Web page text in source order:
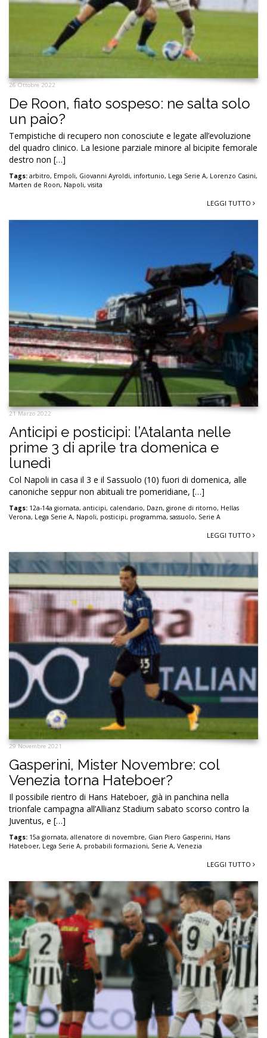
26 Ottobre 2022
De Roon, fiato sospeso: ne salta solo
un paio?
Tempistiche di recupero non conosciute e legate all’evoluzione
del quadro clinico. La lesione parziale minore al bicipite femorale
destro non […]
Tags: arbitro, Empoli, Giovanni Ayroldi, infortunio, Lega Serie A, Lorenzo Casini,
Marten de Roon, Napoli, visita
LEGGI TUTTO
21 Marzo 2022
Anticipi e posticipi: l’Atalanta nelle
prime 3 di aprile tra domenica e
lunedì
Col Napoli in casa il 3 e il Sassuolo (10) fuori di domenica, alle
canoniche seppur non abituali tre pomeridiane, […]
Tags: 12a-14a giornata, anticipi, calendario, Dazn, girone di ritorno, Hellas
Verona, Lega Serie A, Napoli, posticipi, programma, sassuolo, Serie A
LEGGI TUTTO
29 Novembre 2021
Gasperini, Mister Novembre: col
Venezia torna Hateboer?
Il possibile rientro di Hans Hateboer, già in panchina nella
trionfale campagna all’Allianz Stadium sabato scorso contro la
Juventus, e […]
Tags: 15a giornata, allenatore di novembre, Gian Piero Gasperini, Hans
Hateboer, Lega Serie A, probabili formazioni, Serie A, Venezia
LEGGI TUTTO